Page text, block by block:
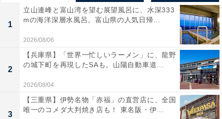
「林檎の湯屋おぶ〜」の口コミは？
1
立山連峰と富山湾を望む展望風呂に、水深333
mの海洋深層水風呂。富山県の人気日帰...
2026/08/06
2
【兵庫県】「世界一忙しいラーメン」に、龍野
の城下町を再現したSAも。山陽自動車道...
2026/08/04
3
【三重県】伊勢名物「赤福」の直営店に、全国
唯一のコメダ大判焼き店も！ 東名阪・伊...